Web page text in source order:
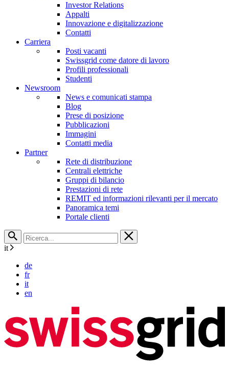
Investor Relations
Appalti
Innovazione e digitalizzazione
Contatti
Carriera
Posti vacanti
Swissgrid come datore di lavoro
Profili professionali
Studenti
Newsroom
News e comunicati stampa
Blog
Prese di posizione
Pubblicazioni
Immagini
Contatti media
Partner
Rete di distribuzione
Centrali elettriche
Gruppi di bilancio
Prestazioni di rete
REMIT ed informazioni rilevanti per il mercato
Panoramica temi
Portale clienti
it
de
fr
it
en